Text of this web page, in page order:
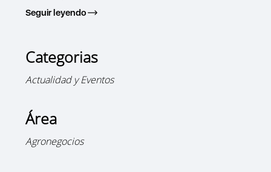
Seguir leyendo
Categorias
Actualidad y Eventos
Área
Agronegocios